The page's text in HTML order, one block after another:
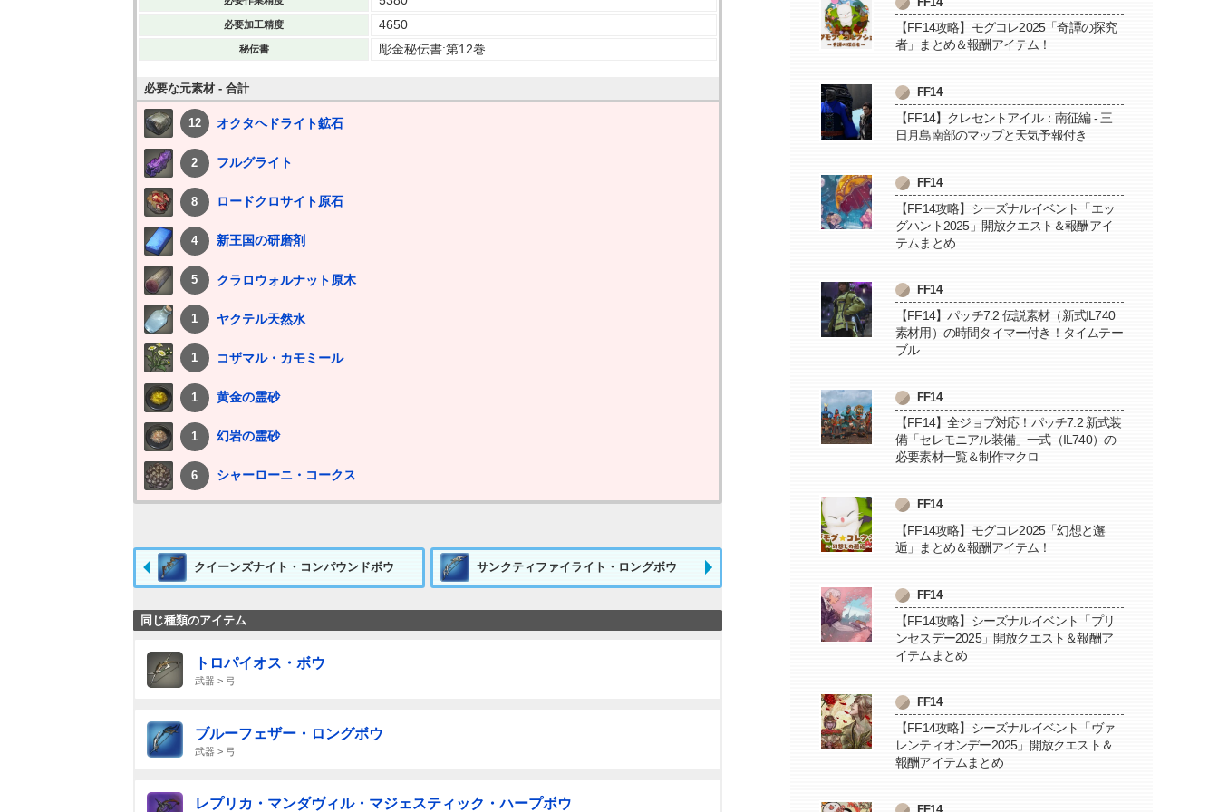
必要加工精度 4650
秘伝書 彫金秘伝書:第12巻
必要な元素材 - 合計
12 オクタヘドライト鉱石
2 フルグライト
8 ロードクロサイト原石
4 新王国の研磨剤
5 クラロウォルナット原木
1 ヤクテル天然水
1 コザマル・カモミール
1 黄金の霊砂
1 幻岩の霊砂
6 シャーローニ・コークス
クイーンズナイト・コンパウンドボウ サンクティファイライト・ロングボウ
同じ種類のアイテム
トロパイオス・ボウ
武器 > 弓
ブルーフェザー・ロングボウ
武器 > 弓
レプリカ・マンダヴィル・マジェスティック・ハープボウ
【FF14攻略】モグコレ2025「奇譚の探究
者」まとめ＆報酬アイテム！
FF14
【FF14】クレセントアイル：南征編 - 三
日月島南部のマップと天気予報付き
FF14
【FF14攻略】シーズナルイベント「エッ
グハント2025」開放クエスト＆報酬アイ
テムまとめ
FF14
【FF14】パッチ7.2 伝説素材（新式IL740
素材用）の時間タイマー付き！タイムテー
ブル
FF14
【FF14】全ジョブ対応！パッチ7.2 新式装
備「セレモニアル装備」一式（IL740）の
必要素材一覧＆制作マクロ
FF14
【FF14攻略】モグコレ2025「幻想と邂
逅」まとめ＆報酬アイテム！
FF14
【FF14攻略】シーズナルイベント「プリ
ンセスデー2025」開放クエスト＆報酬ア
イテムまとめ
FF14
【FF14攻略】シーズナルイベント「ヴァ
レンティオンデー2025」開放クエスト＆
報酬アイテムまとめ